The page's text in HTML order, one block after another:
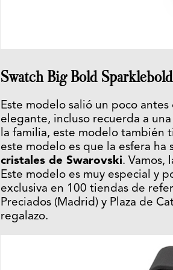
Swatch Big Bold
Este modelo salió un poco
elegante, incluso recuerda a
la familia, este modelo también
este modelo es que la esfera
cristales de Swarovski. Vamos,
Este modelo es muy especial y
exclusiva en 100 tiendas de
Preciados (Madrid) y Plaza de
regalazo.